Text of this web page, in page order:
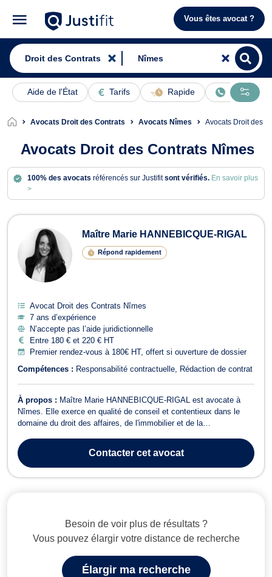
Vous êtes avocat ?
Aide de l'État Tarifs Rapide En ligne
Avocats Droit des Contrats Avocats Nîmes Avocats Droit des
Avocats Droit des Contrats Nîmes
100% des avocats référencés sur Justifitsont vérifiés. En savoir plus
>
Avocats en Droit des Contrats à
Maître Marie HANNEBICQUE-RIGAL
Répond rapidement
Avocat Droit des Contrats Nîmes
7 ans d’expérience
N’accepte pas l’aide juridictionnelle
Entre 180 € et 220 € HT
Premier rendez-vous à 180€ HT, offert si ouverture de dossier
Compétences : Responsabilité contractuelle Rédaction de contrat
À propos : Maître Marie HANNEBICQUE-RIGAL est avocate à
Nîmes. Elle exerce en qualité de conseil et contentieux dans le
domaine du droit des affaires, de l'immobilier et de la
concurrence, Maître HANNEBICQUE-RIGAL vous conseille si
votre affaire concerne la cession de fonds de c...
Contactercet avocat
Besoin de voir plus de résultats ?
Vous pouvez élargir votre distance de recherche
Élargir ma recherche